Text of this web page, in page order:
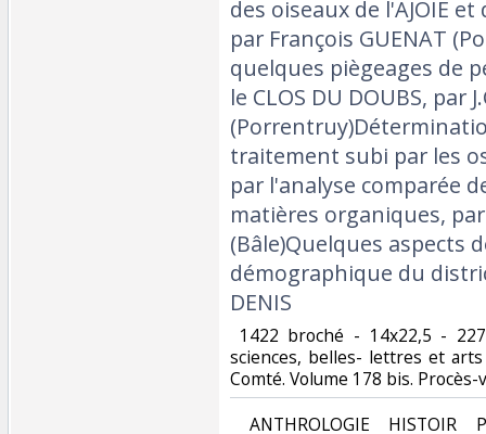
des oiseaux de l'AJOIE et
par François GUENAT
quelques piègeages de
le CLOS DU DOUBS, par
traitement subi par les
par l'analyse comparée
matières organiques, par
(Bâle)Quelques aspects
démographique du
DENIS ‎
1422 broché - 14x22,5 -
sciences, belles- lettres et
Comté. Volume 178 bis.
ANTHROLOGIE HISTOIR